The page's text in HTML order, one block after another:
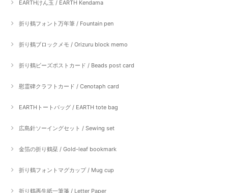
EARTHけん玉 / EARTH Kendama
折り鶴フォント万年筆 / Fountain pen
折り鶴ブロックメモ / Orizuru block memo
折り鶴ビーズポストカード / Beads post card
慰霊碑クラフトカード / Cenotaph card
EARTHトートバッグ / EARTH tote bag
広島針ソーイングセット / Sewing set
金箔の折り鶴栞 / Gold-leaf bookmark
折り鶴フォントマグカップ / Mug cup
折り鶴再生紙一筆箋 / Letter Paper